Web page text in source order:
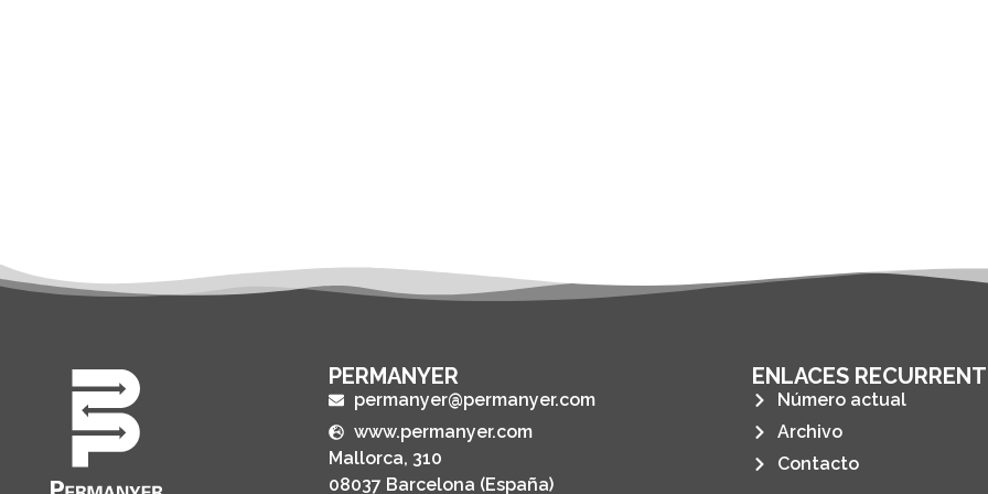
PERMANYER
permanyer@permanyer.com
www.permanyer.com
Mallorca, 310
08037 Barcelona (España)
ENLACES
Número actual
Archivo
Contacto